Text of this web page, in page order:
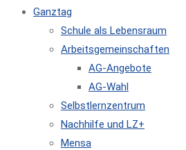
Ganztag
Schule als Lebensraum
Arbeitsgemeinschaften
AG-Angebote
AG-Wahl
Selbstlernzentrum
Nachhilfe und LZ+
Mensa